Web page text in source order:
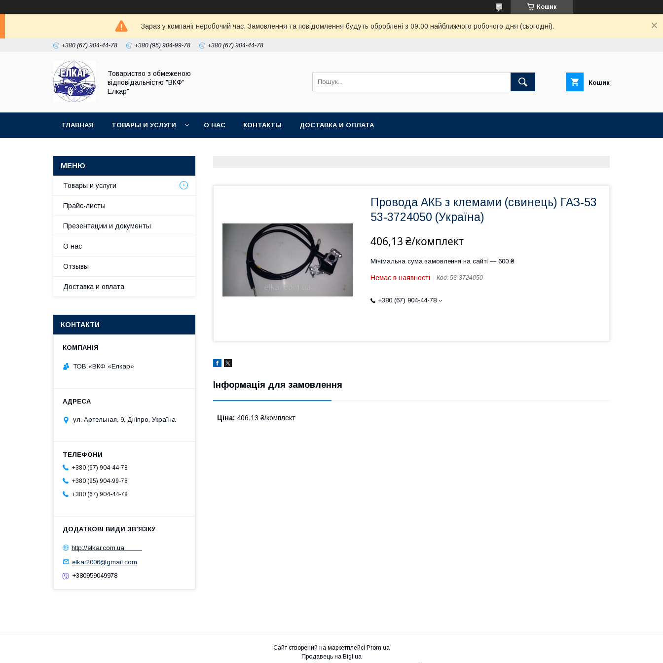
Кошик
Зараз у компанії неробочий час. Замовлення та повідомлення будуть оброблені з 09:00 найближчого робочого дня (сьогодні).
+380 (67) 904-44-78 +380 (95) 904-99-78 +380 (67) 904-44-78
Товариство з обмеженою
відповідальністю "ВКФ"
Елкар"
Кошик
ГЛАВНАЯ ТОВАРЫ И УСЛУГИ О НАС КОНТАКТЫ ДОСТАВКА И ОПЛАТА
Провода АКБ з клемами (свинець) ГАЗ-53
53-3724050 (Україна)
406,13 ₴/комплект
Мінімальна сума замовлення на сайті — 600 ₴
Немає в наявності Код: 53-3724050
+380 (67) 904-44-78
Інформація для замовлення
Ціна: 406,13 ₴/комплект
Товары и услуги
Прайс-листы
Презентации и документы
О нас
Отзывы
Доставка и оплата
КОНТАКТИ
ТОВ «ВКФ «Елкар»
ул. Артельная, 9, Дніпро, Україна
+380 (67) 904-44-78
+380 (95) 904-99-78
+380 (67) 904-44-78
http://elkar.com.ua
elkar2006@gmail.com
+380959049978
Сайт створений на маркетплейсі Prom.ua
Продавець на Bigl.ua